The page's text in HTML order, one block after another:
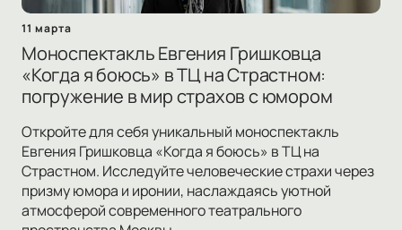
11 марта
Моноспектакль Евгения Гришковца
«Когда я боюсь» в ТЦ на Страстном:
погружение в мир страхов с юмором
Откройте для себя уникальный моноспектакль
Евгения Гришковца «Когда я боюсь» в ТЦ на
Страстном. Исследуйте человеческие страхи через
призму юмора и иронии, наслаждаясь уютной
атмосферой современного театрального